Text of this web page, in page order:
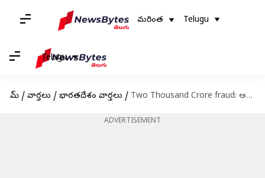
మరింత Telugu
Telugu
హోమ్ / వార్తలు / భారతదేశం వార్తలు / Two Thousand Crore fraud: అస్సాంలో భారీ స్టాక్ ట్రేడింగ్ స్కాం.. ప్రముఖ నటి అరెస్ట్
ADVERTISEMENT